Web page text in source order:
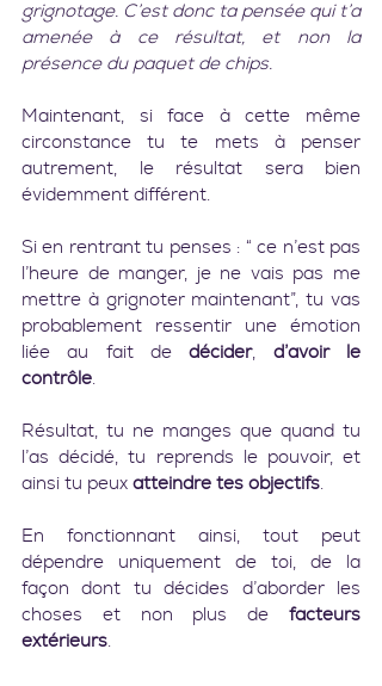
grignotage. C’est donc ta pensée qui t’a
amenée à ce résultat, et non la
présence du paquet de chips.
Maintenant, si face à cette même
circonstance tu te mets à penser
autrement, le résultat sera bien
évidemment différent.
Si en rentrant tu penses : “ ce n’est pas
l’heure de manger, je ne vais pas me
mettre à grignoter maintenant”, tu vas
probablement ressentir une émotion
liée au fait de décider, d’avoir le
contrôle
Résultat, tu ne manges que quand tu
l’as décidé, tu reprends le pouvoir, et
ainsi tu peux atteindre tes objectifs
En fonctionnant ainsi, tout peut
dépendre uniquement de toi, de la
façon dont tu décides d’aborder les
choses et non plus de facteurs
extérieurs